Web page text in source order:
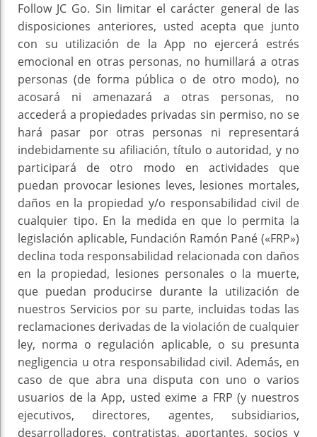
Follow JC Go. Sin limitar el carácter general de las
disposiciones anteriores, usted acepta que junto
con su utilización de la App no ejercerá estrés
emocional en otras personas, no humillará a otras
personas (de forma pública o de otro modo), no
acosará ni amenazará a otras personas, no
accederá a propiedades privadas sin permiso, no se
hará pasar por otras personas ni representará
indebidamente su afiliación, título o autoridad, y no
participará de otro modo en actividades que
puedan provocar lesiones leves, lesiones mortales,
daños en la propiedad y/o responsabilidad civil de
cualquier tipo. En la medida en que lo permita la
legislación aplicable, Fundación Ramón Pané («FRP»)
declina toda responsabilidad relacionada con daños
en la propiedad, lesiones personales o la muerte,
que puedan producirse durante la utilización de
nuestros Servicios por su parte, incluidas todas las
reclamaciones derivadas de la violación de cualquier
ley, norma o regulación aplicable, o su presunta
negligencia u otra responsabilidad civil. Además, en
caso de que abra una disputa con uno o varios
usuarios de la App, usted exime a FRP (y nuestros
ejecutivos, directores, agentes, subsidiarios,
desarrolladores, contratistas, aportantes, socios y